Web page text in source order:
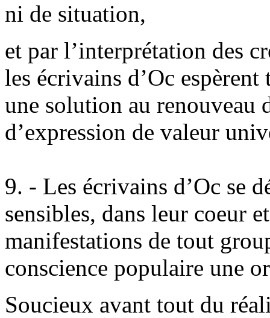
ni de situation,
et par l’interprétation des
les écrivains d’Oc
une solution au renouveau
d’expression de valeur
9. - Les écrivains d’Oc se
sensibles, dans leur coeur
manifestations de tout
conscience populaire une
Soucieux avant tout du